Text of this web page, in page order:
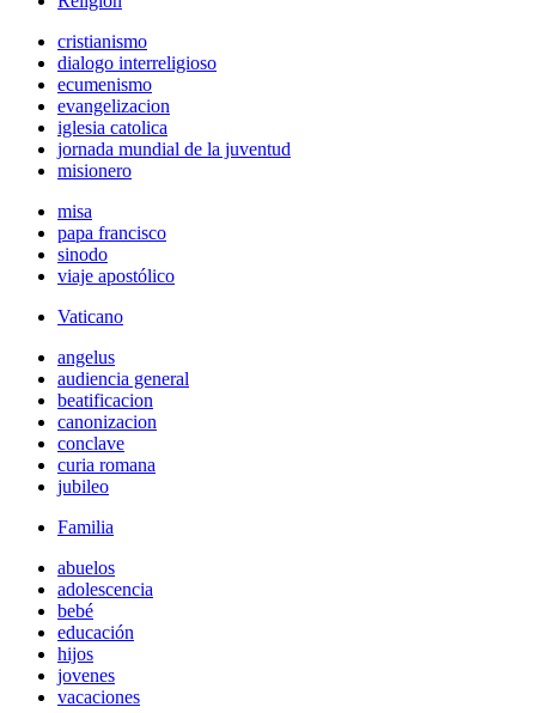
cristianismo
dialogo interreligioso
ecumenismo
evangelizacion
iglesia catolica
jornada mundial de la juventud
misionero
misa
papa francisco
sinodo
viaje apostólico
Vaticano
angelus
audiencia general
beatificacion
canonizacion
conclave
curia romana
jubileo
Familia
abuelos
adolescencia
bebé
educación
hijos
jovenes
vacaciones